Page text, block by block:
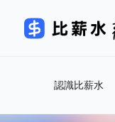
認識比薪水